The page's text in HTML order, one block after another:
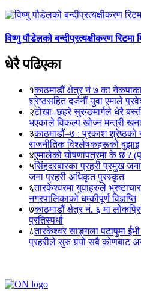
विष्णु पौडेलको बन्दीप्रत्यक्षीकरण
धेरै पढिएका
१काठमाडौं क्षेत्र नं ७ का
श्रेष्ठसहित दर्जनौं युवा एमाले
२टोखा–छहरे सुरुङमार्गले धेरै
भएकाले विकल्प खोज्न मन्त्री
३काठमाडौं–७ : प्रकाश श्रेष्ठको
राजनीतिक विश्लेषकहरूको बुझाइ
४एमालेको घोषणापत्रमा के छ ?
५सिंहदरबारका प्रहरी प्रमुख
जना प्रहरी अधिकृत पुरस्कृत
६तारकेश्वरमा युवाहरुले
नगरपालिकाको धम्कीपूर्ण विज्ञप्ति
७काठमाडौं क्षेत्र नं. ६ मा
प्रतिस्पर्धा
८तारकेश्वर साङ्गला पटापुमा
प्रहरीले सुरु गर्‍यो सबै कोणबाट